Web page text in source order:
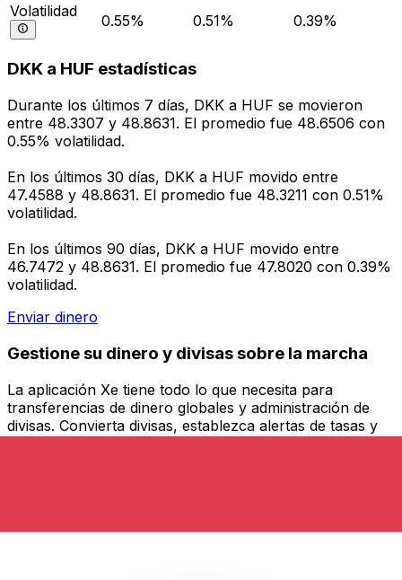
Volatilidad
0.55% 0.51% 0.39%
DKK a HUF estadísticas
Durante los últimos 7 días, DKK a HUF se movieron
entre 48.3307 y 48.8631. El promedio fue 48.6506 con
0.55% volatilidad.
En los últimos 30 días, DKK a HUF movido entre
47.4588 y 48.8631. El promedio fue 48.3211 con 0.51%
volatilidad.
En los últimos 90 días, DKK a HUF movido entre
46.7472 y 48.8631. El promedio fue 47.8020 con 0.39%
volatilidad.
Enviar dinero
Gestione su dinero y divisas sobre la marcha
La aplicación Xe tiene todo lo que necesita para
transferencias de dinero globales y administración de
divisas. Convierta divisas, establezca alertas de tasas y